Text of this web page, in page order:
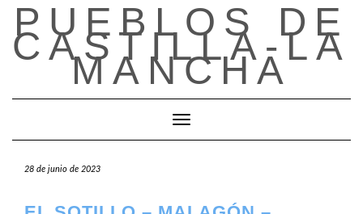
Saltar
contenido
PUEBLOS DE
CASTILLA-LA
MANCHA
Cambiar modo de navegación
28 de junio de 2023